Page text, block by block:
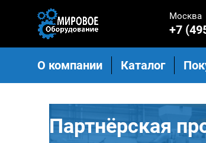
Москва
+7
О компании Каталог
Партнёрская